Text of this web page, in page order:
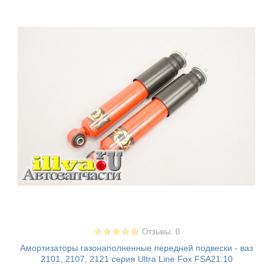
Отзывы: 0
Амортизаторы газонаполненные передней подвески - ваз
2101, 2107, 2121 серия Ultra Line Fox FSA21.10